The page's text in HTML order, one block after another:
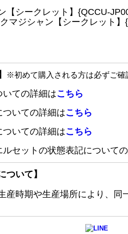
【シークレット】{QCCU-
ジシャン【シークレット】{
※初めて購入される方は必ずご確
ての詳細はこちら
いての詳細はこちら
いての詳細はこちら
セットの状態表記について
ついて】
産時期や生産場所により、同